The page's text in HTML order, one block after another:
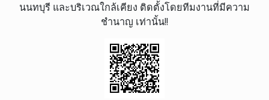
นนทบุรี และบริเวณใกล้เคียง ติดตั้งโดยทีมงานที่มีความ
ชำนาญ เท่านั้น!!